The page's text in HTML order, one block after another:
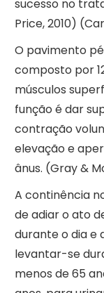
sucesso no
Price, 2010)
O pavimento
composto por
músculos
função é dar
contração
elevação e
ânus. (Gray &
A continência
de adiar o ato
durante o dia e
levantar-se
menos de 65